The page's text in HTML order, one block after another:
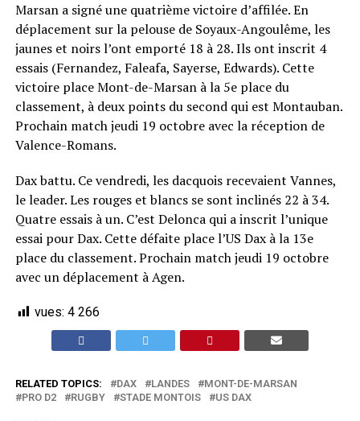
Marsan a signé une quatrième victoire d’affilée. En
déplacement sur la pelouse de Soyaux-Angoulême, les
jaunes et noirs l’ont emporté 18 à 28. Ils ont inscrit 4
essais (Fernandez, Faleafa, Sayerse, Edwards). Cette
victoire place Mont-de-Marsan à la 5e place du
classement, à deux points du second qui est Montauban.
Prochain match jeudi 19 octobre avec la réception de
Valence-Romans.
Dax battu. Ce vendredi, les dacquois recevaient Vannes,
le leader. Les rouges et blancs se sont inclinés 22 à 34.
Quatre essais à un. C’est Delonca qui a inscrit l’unique
essai pour Dax. Cette défaite place l’US Dax à la 13e
place du classement. Prochain match jeudi 19 octobre
avec un déplacement à Agen.
vues: 4 266
RELATED TOPICS: DAX LANDES
MONT-DE-MARSAN
PRO D2
RUGBY STADE MONTOIS US DAX